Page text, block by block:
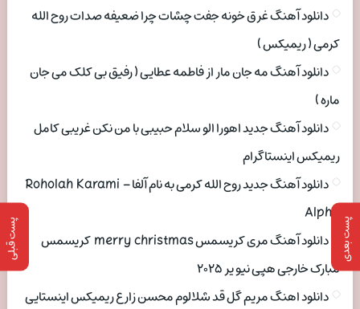
پست بعدی پست قبلی
دانلود آهنگ غرق خونه جفت چشات چرا ضعیفه صدات روح الله
کرمی ( ریمیکس )
دانلود آهنگ مه جان مار از فاطمه عطایی ( رفیق بی کلک می جان
ماره )
دانلود آهنگ جدید اهورا الو سلام حبیبی با من نکن غریبی کامل
ریمیکس اینستاگرام
دانلود آهنگ جدید روح الله کرمی به نام آلفا Roholah Karami –
Alpha
دانلود آهنگ مری کریسمس merry christmas کریسمس
مبارک خارجی هپی نیو یر ۲۰۲۵
دانلود اهنگ مریم گل قد شلالوم محسن زارع ریمیکس اینستایی